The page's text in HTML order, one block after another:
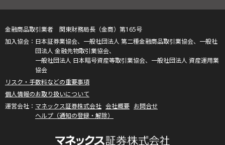
金融商品取引業者 関東財務局長（金商）第165号
日本証券業協会、一般社団法人 第二種金融商品取引業協会、一般社
団法人 金融先物取引業協会、
一般社団法人 日本暗号資産等取引業協会、一般社団法人 資産運用業
協会
リスク・手数料などの重要事項
個人情報のお取り扱いについて
マネックス証券株式会社 会社概要 お問合せ
ヘルプ（通知の登録・解除）